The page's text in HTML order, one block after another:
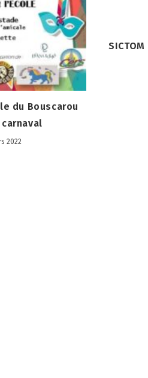
du Bouscarou
2022